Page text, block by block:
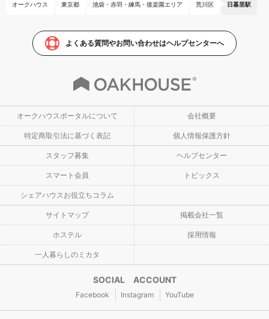
オークハウス 東京都 池袋・赤羽・練馬・後楽園エリア 荒川区 日暮里駅
よくある質問やお問い合わせはヘルプセンターへ
オークハウスポータルについて 会社概要
特定商取引法に基づく表記 個人情報保護方針
スタッフ募集 ヘルプセンター
スマート会員 トピックス
シェアハウスお役立ちコラム
サイトマップ 掲載会社一覧
ホステル 採用情報
一人暮らしのミカタ
SOCIAL ACCOUNT
Facebook Instagram YouTube